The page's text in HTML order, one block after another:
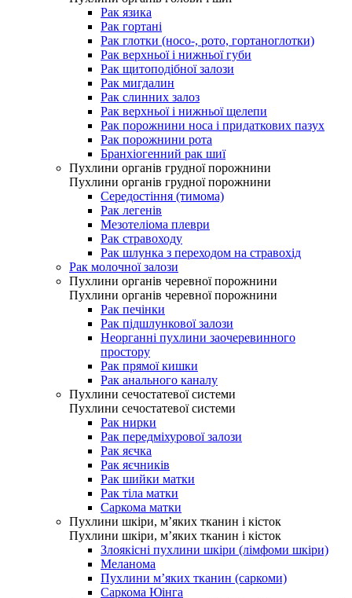
Рак язика
Рак гортані
Рак глотки (носо-, рото, гортаноглотки)
Рак верхньої і нижньої губи
Рак щитоподібної залози
Рак мигдалин
Рак слинних залоз
Рак верхньої і нижньої щелепи
Рак порожнини носа і придаткових пазух
Рак порожнини рота
Бранхіогенний рак шиї
Пухлини органів грудної порожнини
Пухлини органів грудної порожнини
Середостіння (тимома)
Рак легенів
Мезотеліома плеври
Рак стравоходу
Рак шлунка з переходом на стравохід
Рак молочної залози
Пухлини органів черевної порожнини
Пухлини органів черевної порожнини
Рак печінки
Рак підшлункової залози
Неорганні пухлини заочеревинного
простору
Рак прямої кишки
Рак анального каналу
Пухлини сечостатевої системи
Пухлини сечостатевої системи
Рак нирки
Рак передміхурової залози
Рак яєчка
Рак яєчників
Рак шийки матки
Рак тіла матки
Саркома матки
Пухлини шкіри, м’яких тканин і кісток
Пухлини шкіри, м’яких тканин і кісток
Злоякісні пухлини шкіри (лімфоми шкіри)
Меланома
Пухлини м’яких тканин (саркоми)
Саркома Юінга